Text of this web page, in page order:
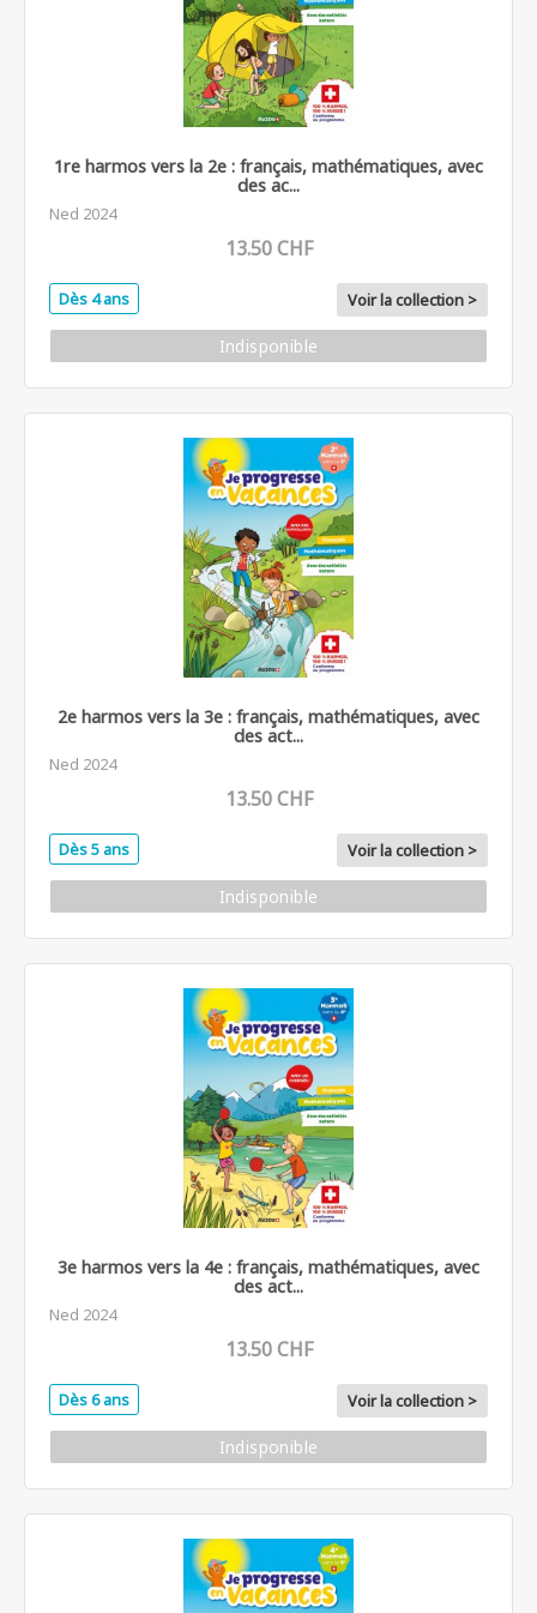
1re harmos vers la 2e : français, mathématiques, avec
des ac...
Ned 2024
13.50 CHF
Dès 4 ans Voir la collection >
Indisponible
2e harmos vers la 3e : français, mathématiques, avec
des act...
Ned 2024
13.50 CHF
Dès 5 ans Voir la collection >
Indisponible
3e harmos vers la 4e : français, mathématiques, avec
des act...
Ned 2024
13.50 CHF
Dès 6 ans Voir la collection >
Indisponible